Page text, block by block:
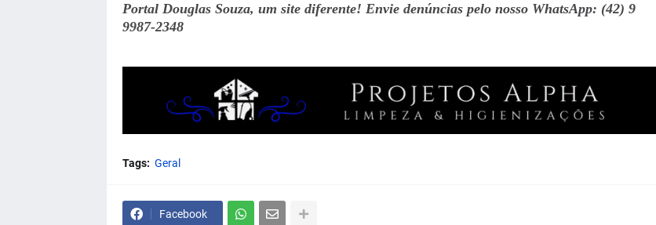
Portal Douglas Souza, um site diferente! Envie denúncias pelo nosso WhatsApp: (42) 9
9987-2348
Tags: Geral
Facebook